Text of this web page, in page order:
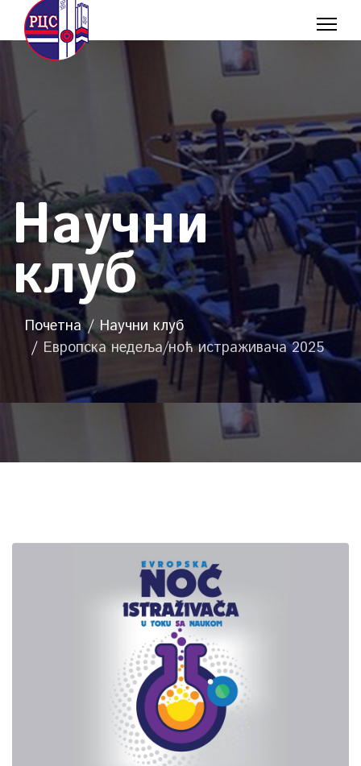
Научни
клуб
Почетна
Научни клуб
Европска недеља/ноћ истраживача 2025